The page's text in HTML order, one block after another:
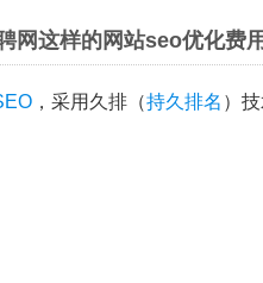
网这样的网站seo优化费
，采用久排（持久排名 ）技